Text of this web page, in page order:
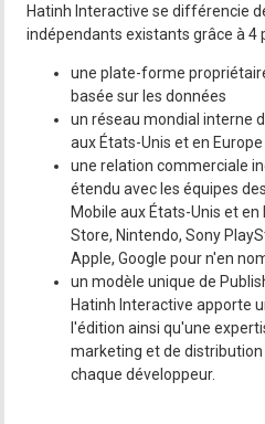
Hatinh Interactive se différencie
indépendants existants grâce à 4
une plate-forme
basée sur les données
un réseau mondial interne
aux États-Unis et en Europe
une relation commerciale
étendu avec les équipes
Mobile aux États-Unis et
Store, Nintendo, Sony
Apple, Google pour n'en
un modèle unique de
Hatinh Interactive apporte
l'édition ainsi qu'une
marketing et de
chaque développeur.